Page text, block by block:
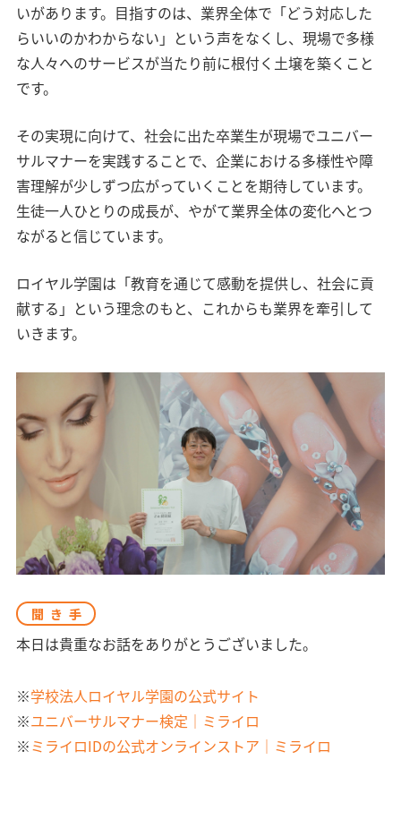
いがあります。目指すのは、業界全体で「どう対応した
らいいのかわからない」という声をなくし、現場で多様
な人々へのサービスが当たり前に根付く土壌を築くこと
です。
その実現に向けて、社会に出た卒業生が現場でユニバー
サルマナーを実践することで、企業における多様性や障
害理解が少しずつ広がっていくことを期待しています。
生徒一人ひとりの成長が、やがて業界全体の変化へとつ
ながると信じています。
ロイヤル学園は「教育を通じて感動を提供し、社会に貢
献する」という理念のもと、これからも業界を牽引して
いきます。
聞き手
本日は貴重なお話をありがとうございました。
※学校法人ロイヤル学園の公式サイト
※ユニバーサルマナー検定｜ミライロ
※ミライロIDの公式オンラインストア｜ミライロ